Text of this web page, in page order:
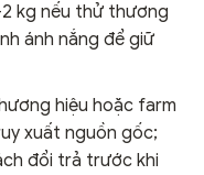
kg nếu thử thương
ánh nắng để giữ
hiệu hoặc farm
xuất nguồn gốc;
đổi trả trước khi